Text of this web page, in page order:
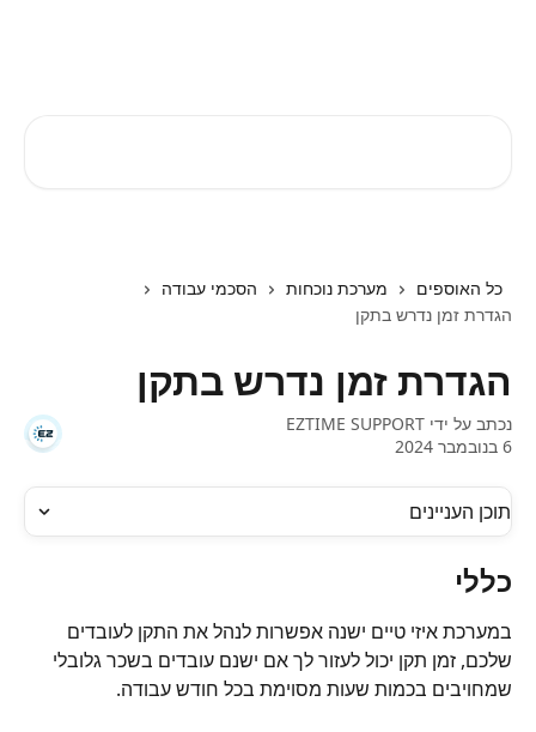
כל האוספים מערכת נוכחות
הסכמי עבודה
הגדרת זמן נדרש בתקן
הגדרת זמן נדרש בתקן
נכתב על ידי EZTIME SUPPORT
6 בנובמבר 2024
תוכן העניינים
כללי
במערכת איזי טיים ישנה אפשרות לנהל את התקן לעובדים
שלכם, זמן תקן יכול לעזור לך אם ישנם עובדים בשכר גלובלי
שמחויבים בכמות שעות מסוימת בכל חודש עבודה.